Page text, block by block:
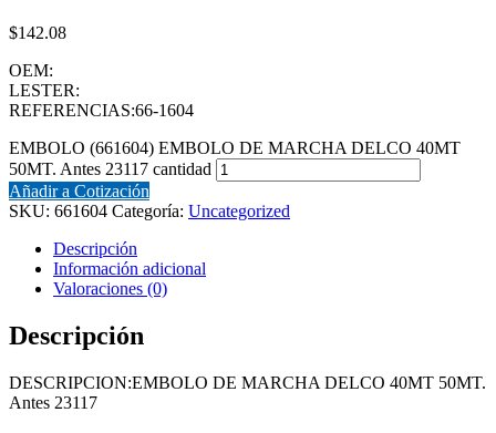
$142.08
OEM:
LESTER:
REFERENCIAS:66-1604
EMBOLO (661604) EMBOLO DE MARCHA DELCO 40MT
50MT. Antes 23117 cantidad
Añadir a Cotización
SKU: 661604 Categoría: Uncategorized
Descripción
Información adicional
Valoraciones (0)
Descripción
DESCRIPCION:EMBOLO DE MARCHA DELCO 40MT 50MT.
Antes 23117